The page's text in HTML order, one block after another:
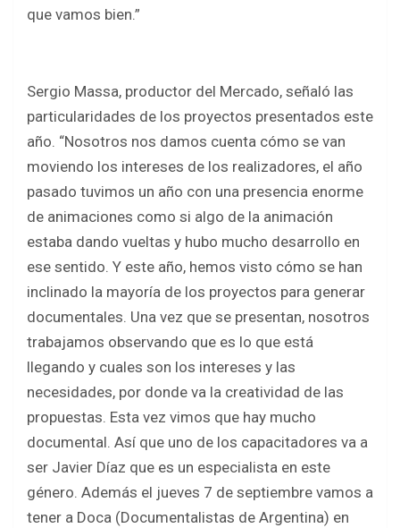
que vamos bien.”
Sergio Massa, productor del Mercado, señaló las
particularidades de los proyectos presentados este
año. “Nosotros nos damos cuenta cómo se van
moviendo los intereses de los realizadores, el año
pasado tuvimos un año con una presencia enorme
de animaciones como si algo de la animación
estaba dando vueltas y hubo mucho desarrollo en
ese sentido. Y este año, hemos visto cómo se han
inclinado la mayoría de los proyectos para generar
documentales. Una vez que se presentan, nosotros
trabajamos observando que es lo que está
llegando y cuales son los intereses y las
necesidades, por donde va la creatividad de las
propuestas. Esta vez vimos que hay mucho
documental. Así que uno de los capacitadores va a
ser Javier Díaz que es un especialista en este
género. Además el jueves 7 de septiembre vamos a
tener a Doca (Documentalistas de Argentina) en